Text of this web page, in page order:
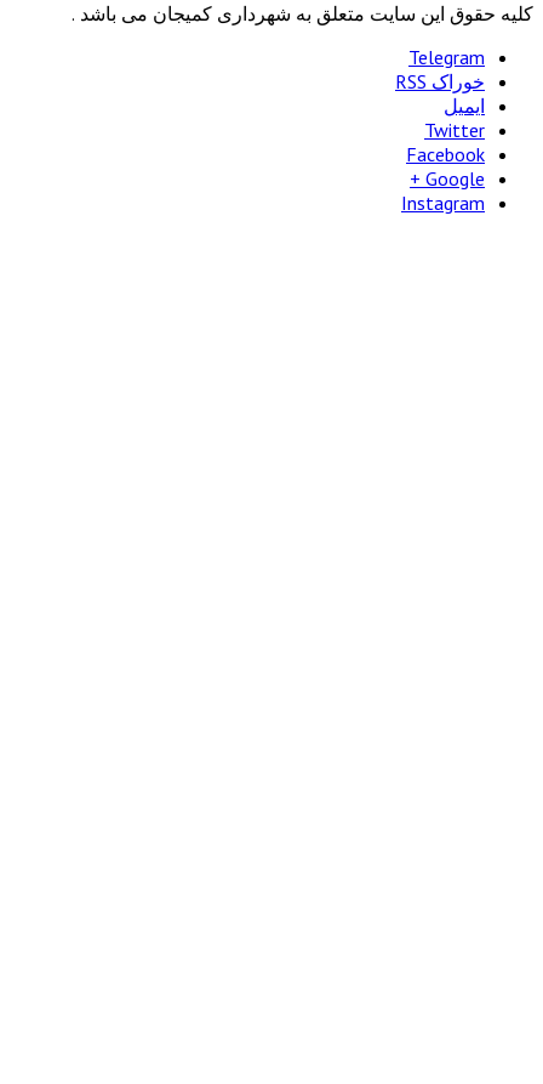
سایت متعلق به شهرداری کمیجان می باشد .